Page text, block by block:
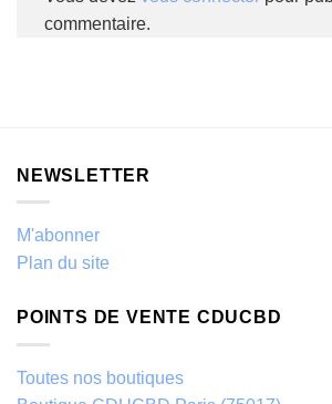
commentaire.
NEWSLETTER
M'abonner
Plan du site
POINTS DE VENTE CDUCBD
Toutes nos boutiques